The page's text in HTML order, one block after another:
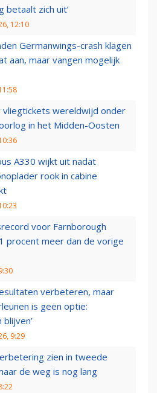
betaalt zich uit’
12:10
Germanwings-crash klagen
aan, maar vangen mogelijk
vliegtickets wereldwijd onder
in het Midden-Oosten
A330 wijkt uit nadat
rook in cabine
voor Farnborough
procent meer dan de vorige
verbeteren, maar
is geen optie:
blijven’
9:29
zien in tweede
de weg is nog lang